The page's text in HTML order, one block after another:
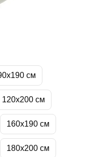
см
120х200 см
160х190 см
180х200 см